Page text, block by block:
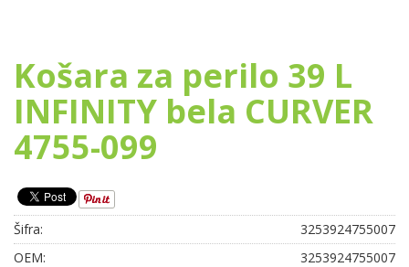
Košara za perilo 39 L
INFINITY bela CURVER
4755-099
Šifra:
3253924755007
OEM:
3253924755007